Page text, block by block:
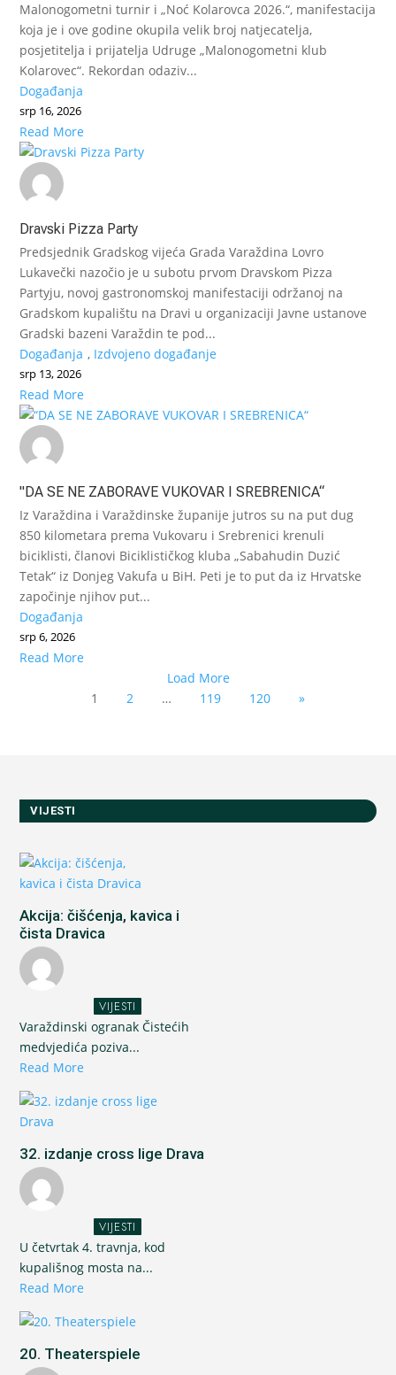
Malonogometni turnir i „Noć Kolarovca 2026.“, manifestacija
koja je i ove godine okupila velik broj natjecatelja,
posjetitelja i prijatelja Udruge „Malonogometni klub
Kolarovec“. Rekordan odaziv...
Događanja
srp 16, 2026
Read More
Dravski Pizza Party
Predsjednik Gradskog vijeća Grada Varaždina Lovro
Lukavečki nazočio je u subotu prvom Dravskom Pizza
Partyju, novoj gastronomskoj manifestaciji održanoj na
Gradskom kupalištu na Dravi u organizaciji Javne ustanove
Gradski bazeni Varaždin te pod...
Događanja , Izdvojeno događanje
srp 13, 2026
Read More
"DA SE NE ZABORAVE VUKOVAR I SREBRENICA“
Iz Varaždina i Varaždinske županije jutros su na put dug
850 kilometara prema Vukovaru i Srebrenici krenuli
biciklisti, članovi Biciklističkog kluba „Sabahudin Duzić
Tetak“ iz Donjeg Vakufa u BiH. Peti je to put da iz Hrvatske
započinje njihov put...
Događanja
srp 6, 2026
Read More
Load More
1
2 … 119 120 »
VIJESTI
Akcija: čišćenja, kavica i
čista Dravica
VIJESTI
Varaždinski ogranak Čistećih
medvjedića poziva...
Read More
32. izdanje cross lige Drava
VIJESTI
U četvrtak 4. travnja, kod
kupališnog mosta na...
Read More
20. Theaterspiele